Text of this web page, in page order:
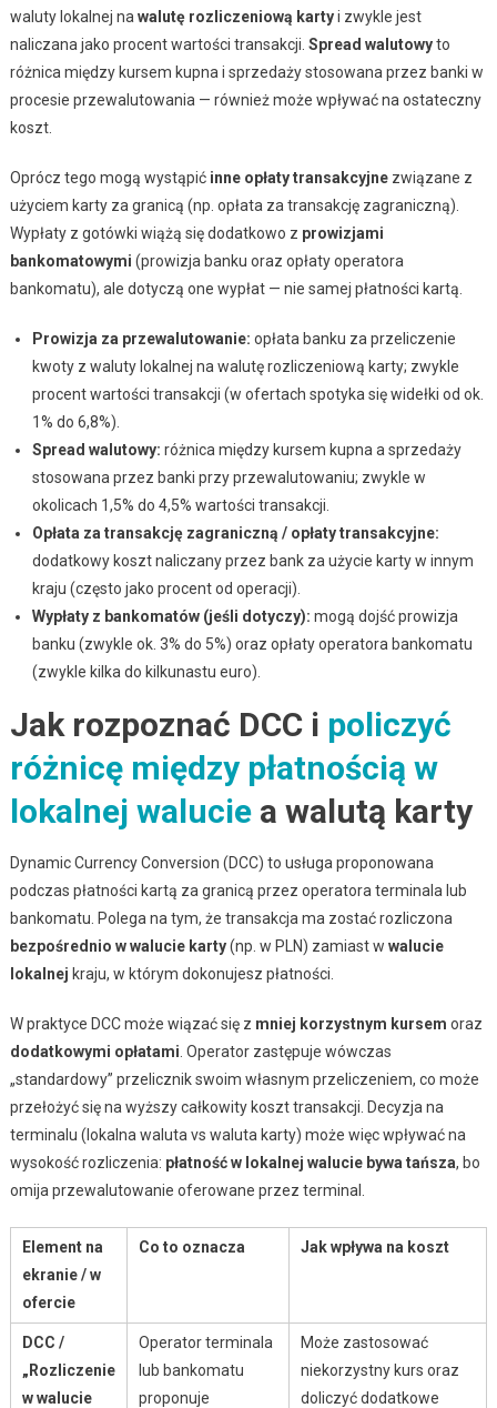
waluty lokalnej na walutę rozliczeniową kartyi zwykle jest
naliczana jako procent wartości transakcji. Spread walutowyto
różnica między kursem kupna i sprzedaży stosowana przez banki w
procesie przewalutowania — również może wpływać na ostateczny
koszt.
Oprócz tego mogą wystąpić inne opłaty transakcyjnezwiązane z
użyciem karty za granicą (np. opłata za transakcję zagraniczną).
Wypłaty z gotówki wiążą się dodatkowo z prowizjami
bankomatowymi (prowizja banku oraz opłaty operatora
bankomatu), ale dotyczą one wypłat — nie samej płatności kartą.
Prowizja za przewalutowanie: opłata banku za przeliczenie
kwoty z waluty lokalnej na walutę rozliczeniową karty; zwykle
procent wartości transakcji (w ofertach spotyka się widełki od ok.
1% do 6,8%).
Spread walutowy: różnica między kursem kupna a sprzedaży
stosowana przez banki przy przewalutowaniu; zwykle w
okolicach 1,5% do 4,5% wartości transakcji.
Opłata za transakcję zagraniczną / opłaty transakcyjne:
dodatkowy koszt naliczany przez bank za użycie karty w innym
kraju (często jako procent od operacji).
Wypłaty z bankomatów (jeśli dotyczy): mogą dojść prowizja
banku (zwykle ok. 3% do 5%) oraz opłaty operatora bankomatu
(zwykle kilka do kilkunastu euro).
Jak rozpoznać DCC i policzyć
różnicę między płatnością w
lokalnej waluciea walutą karty
Dynamic Currency Conversion (DCC) to usługa proponowana
podczas płatności kartą za granicą przez operatora terminala lub
bankomatu. Polega na tym, że transakcja ma zostać rozliczona
bezpośrednio w walucie karty(np. w PLN) zamiast w walucie
lokalnej kraju, w którym dokonujesz płatności.
W praktyce DCC może wiązać się z mniej korzystnym kursem oraz
dodatkowymi opłatami . Operator zastępuje wówczas
„standardowy” przelicznik swoim własnym przeliczeniem, co może
przełożyć się na wyższy całkowity koszt transakcji. Decyzja na
terminalu (lokalna waluta vs waluta karty) może więc wpływać na
wysokość rozliczenia: płatność w lokalnej walucie bywa tańsza, bo
omija przewalutowanie oferowane przez terminal.
Element na
ekranie / w
ofercie
Co to oznacza Jak wpływa na koszt
DCC /
„Rozliczenie
w walucie
Operator terminala
lub bankomatu
proponuje
Może zastosować
niekorzystny kurs oraz
doliczyć dodatkowe